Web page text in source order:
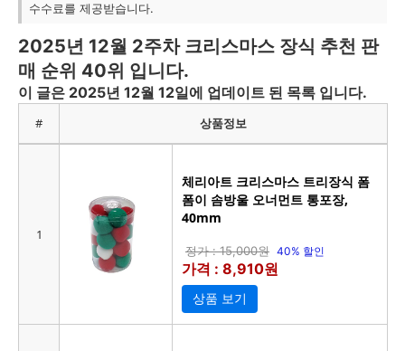
수수료를 제공받습니다.
2025년 12월 2주차 크리스마스 장식 추천 판
매 순위 40위 입니다.
이 글은 2025년 12월 12일에 업데이트 된 목록 입니다.
# 상품정보
1
체리아트 크리스마스 트리장식 폼
폼이 솜방울 오너먼트 통포장,
40mm
정가 : 15,000원 40% 할인
가격 : 8,910원
상품 보기